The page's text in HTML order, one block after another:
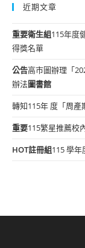
近期文章
重要衛生組115年度
得獎名單
公告高市圖辦理「
辦法圖書館
轉知115年 度「周產
重要115繁星推薦校
HOT註冊組115 學